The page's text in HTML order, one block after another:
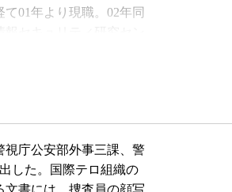
01年より現職。02年同
庁公安部外事三課、警
した。国際テロ組織の
書には、捜査員の顔写